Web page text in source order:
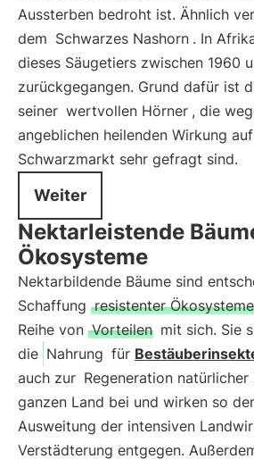
Aussterben bedroht ist. Ähnlich
dem Schwarzes Nashorn . In
dieses Säugetiers zwischen 1960
zurückgegangen. Grund dafür ist
seiner wertvollen Hörner , die
angeblichen heilenden Wirkung
Schwarzmarkt sehr gefragt sind.
Weiter
Nektarleistende
Ökosysteme
Nektarbildende Bäume sind
Schaffung resistenter Ökosysteme
Reihe von Vorteilen mit sich. Sie
die Nahrung für
auch zur Regeneration natürlicher
ganzen Land bei und wirken so
Ausweitung der intensiven
Verstädterung entgegen.